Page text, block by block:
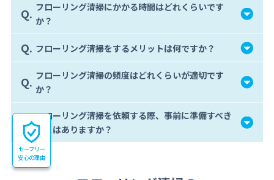
Q. フローリング清掃にかかる時間はどれくらいです
か？
Q. フローリング清掃をするメリットは何ですか？
Q. フローリング清掃の頻度はどれくらいが適切です
か？
Q. フローリング清掃を依頼する際、事前に準備すべき
ことはありますか？
セーフリー
安心の理由